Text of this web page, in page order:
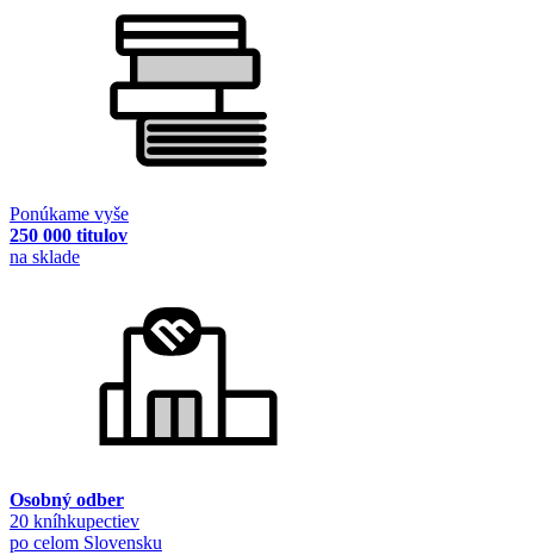
Ponúkame vyše
250 000 titulov
na sklade
Osobný odber
20 kníhkupectiev
po celom Slovensku